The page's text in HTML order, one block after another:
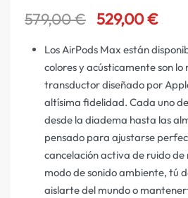
579,00€ 529,00€
Los AirPods Max están
colores y acústicamente son lo
transductor diseñado por
altísima fidelidad. Cada uno
desde la diadema hasta las
pensado para ajustarse
cancelación activa de ruido de
modo de sonido ambiente, tú
aislarte del mundo o